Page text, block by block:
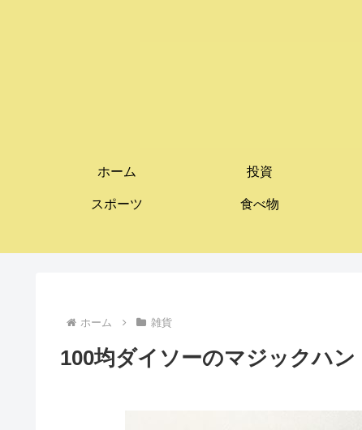
ホーム 投資
スポーツ 食べ物
ホーム 雑貨
100均ダイソーのマジックハン